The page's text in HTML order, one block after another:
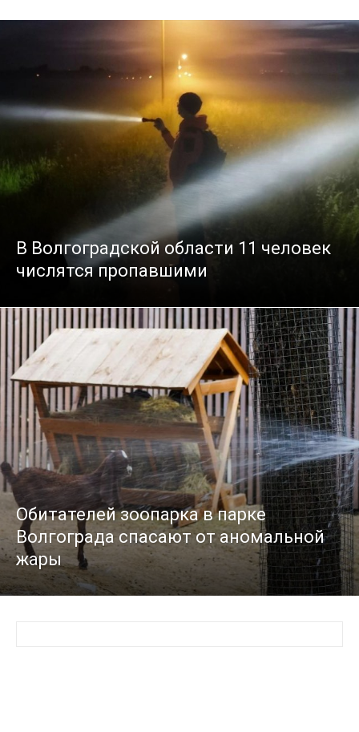
В Волгоградской области 11 человек
числятся пропавшими
Обитателей зоопарка в парке
Волгограда спасают от аномальной
жары